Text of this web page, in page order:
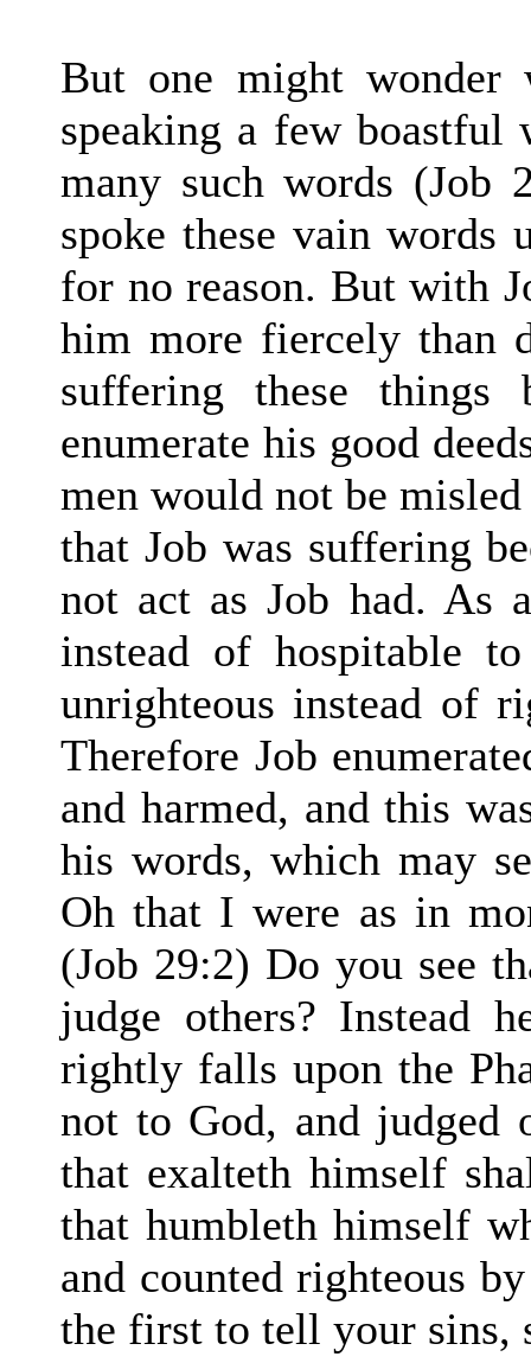
But one might wonder
speaking a few boastful
many such words (Job
spoke these vain words
for no reason. But with
him more fiercely than
suffering these
enumerate his good
men would not be
that Job was suffering
not act as Job had. As
instead of hospitable
unrighteous instead of
Therefore Job
and harmed, and this
his words, which may
Oh that I were as in
(Job 29:2) Do you see
judge others? Instead
rightly falls upon the
not to God, and judged
that exalteth himself
that humbleth himself
and counted righteous
the first to tell your sins,